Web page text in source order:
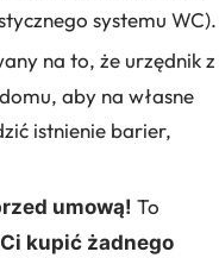
systemu WC).
na to, że urzędnik z
aby na własne
istnienie barier,
umową! To
kupić żadnego